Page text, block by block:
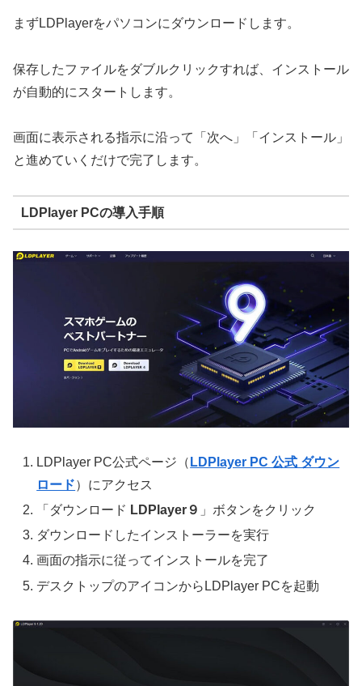
まずLDPlayerをパソコンにダウンロードします。
保存したファイルをダブルクリックすれば、インストール
が自動的にスタートします。
画面に表示される指示に沿って「次へ」「インストール」
と進めていくだけで完了します。
LDPlayer PCの導入手順
LDPlayer PC公式ページ（ LDPlayer PC 公式 ダウン
ロード）にアクセス
「ダウンロード LDPlayer９ 」ボタンをクリック
ダウンロードしたインストーラーを実行
画面の指示に従ってインストールを完了
デスクトップのアイコンからLDPlayer PCを起動